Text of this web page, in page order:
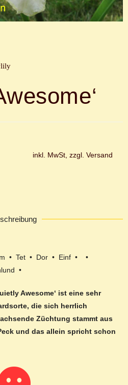
inkl. MwSt, zzgl. Versand
• Tet • Dor • Einf • •
•
Awesome‘ ist eine sehr
die sich herrlich
Züchtung stammt aus
und das allein spricht schon